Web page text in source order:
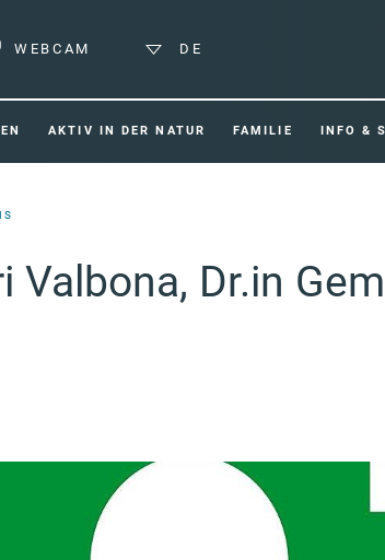
WEBCAM DE
AKTIV IN DER NATUR FAMILIE INFO &
Valbona, Dr.in